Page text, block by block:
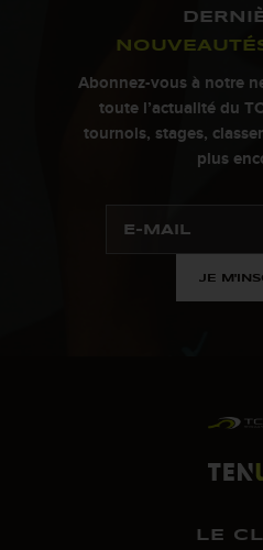
Abonnez-vous à notre
toute l’actualité du
tournois, stages,
plus
JE
LE